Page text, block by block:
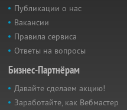
Публикации о нас
Вакансии
Правила сервиса
Ответы на вопросы
Бизнес-Партнёрам
Давайте сделаем акцию!
Заработайте, как Вебмастер